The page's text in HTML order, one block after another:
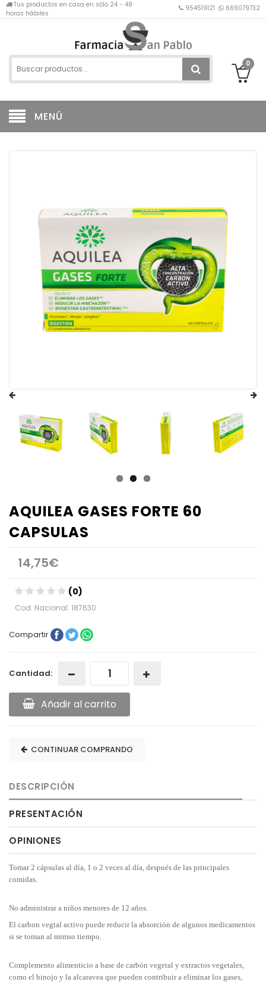
Tus productos en casa en sólo 24 - 48
horas hábiles
954519121 669079732
0
MENÚ
AQUILEA GASES FORTE 60
CAPSULAS
14,75€
(0)
Cod. Nacional: 187630
Compartir
Cantidad:
Añadir al carrito
CONTINUAR COMPRANDO
DESCRIPCIÓN
PRESENTACIÓN
OPINIONES
Tomar 2 cápsulas al día, 1 o 2 veces al día, después de las principales
comidas.
No administrar a niños menores de 12 años.
El carbon vegtal activo puede reducir la absorción de algunos medicamentos
si se toman al mimso tiempo.
Complemento alimenticio a base de carbón vegetal y extractos vegetales,
como el hinojo y la alcaravea que pueden contribuir a eliminar los gases,